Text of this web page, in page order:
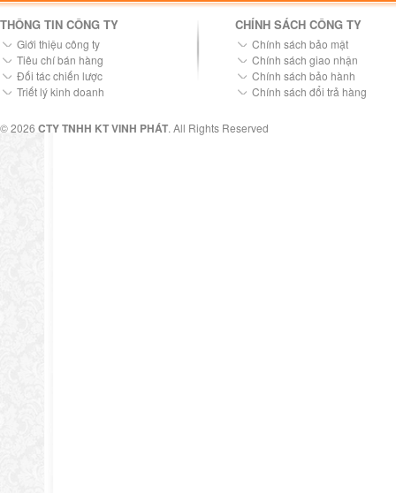
THÔNG TIN CÔNG TY
Giới thiệu công ty
Tiêu chí bán hàng
Đối tác chiến lược
Triết lý kinh doanh
CHÍNH SÁCH CÔNG TY
Chính sách bảo mật
Chính sách giao nhận
Chính sách bảo hành
Chính sách đổi trả hàng
© 2026 CTY TNHH KT VINH PHÁT. All Rights Reserved